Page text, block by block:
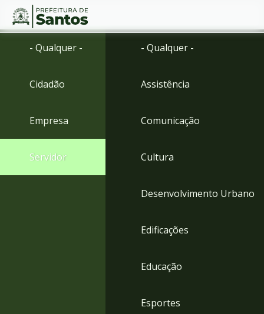
Ir
menu
para
Conteúdo
- Qualquer -
Cidadão
Empresa
Servidor
- Qualquer -
Assistência
Comunicação
Cultura
Desenvolvimento Urbano
Edificações
Educação
Esportes